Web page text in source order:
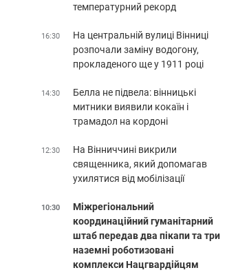
температурний рекорд
16:30
На центральній вулиці Вінниці
розпочали заміну водогону,
прокладеного ще у 1911 році
14:30
Белла не підвела: вінницькі
митники виявили кокаїн і
трамадол на кордоні
12:30
На Вінниччині викрили
священника, який допомагав
ухилятися від мобілізації
10:30
Міжрегіональний
координаційний гуманітарний
штаб передав два пікапи та три
наземні роботизовані
комплекси Нацгвардійцям